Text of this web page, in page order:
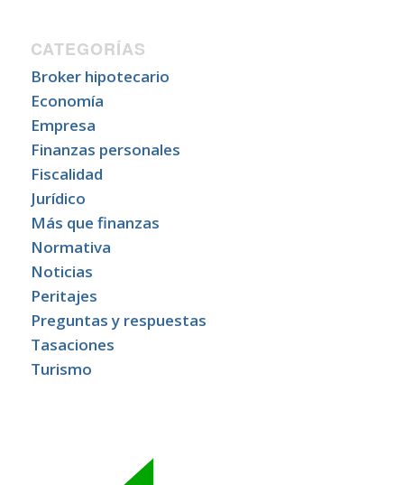
CATEGORÍAS
Broker hipotecario
Economía
Empresa
Finanzas personales
Fiscalidad
Jurídico
Más que finanzas
Normativa
Noticias
Peritajes
Preguntas y respuestas
Tasaciones
Turismo